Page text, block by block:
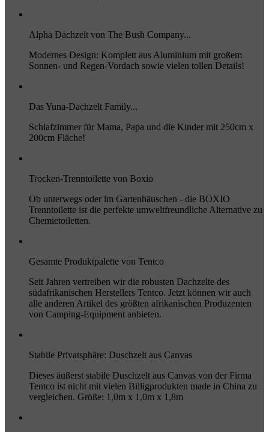
Alpha Dachzelt von The Bush Company...
Modernes Design: Komplett aus Aluminium mit großem
Sonnen- und Regen-Vordach sowie vielen tollen Details!
Das Yuna-Dachzelt Family...
Schlafzimmer für Mama, Papa und die Kinder mit 250cm x
200cm Fläche!
Trocken-Trenntoilette von Boxio
Ob unterwegs oder im Gartenhäuschen - die BOXIO
Trenntoilette ist die perfekte umweltfreundliche Alternative zu
Chemietoiletten.
Gesamte Produktpalette von Tentco
Seit Jahren vertreiben wir die robusten Dachzelte des
südafrikanischen Herstellers Tentco. Jetzt können wir auch
alle anderen Artikel des größten afrikanischen Produzenten
von Camping-Equipment anbieten.
Stabile Privatsphäre: Duschzelt aus Canvas
Dieses äußerst stabile Duschzelt aus Canvas von der Firma
Tentco ist nicht mit vielen Billigprodukten made in China zu
vergleichen. Größe: 1,0m x 1,0m x 1,8m